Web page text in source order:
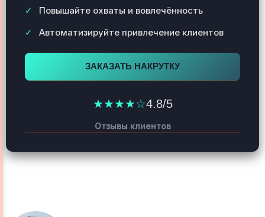
Повышайте охваты и вовлечённость
Автоматизируйте привлечение клиентов
ЗАКАЗАТЬ НАКРУТКУ
★★★★☆4.8/5
Отзывы клиентов